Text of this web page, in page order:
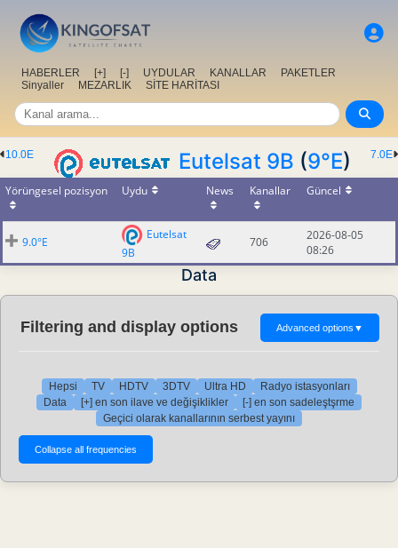
HABERLER [+] [-] UYDULAR KANALLAR
PAKETLER
Sinyaller
MEZARLIK SİTE HARİTASI
7.0E
10.0E Eutelsat 9B (9°E)
Yörüngesel pozisyon Uydu News Kanallar Güncel
9.0°E
Eutelsat
9B
706
2026-08-05
08:26
Data
Filtering and display options Advanced options ▼
Hepsi TV HDTV 3DTV Ultra HD
Radyo istasyonları
Data
[+] en son ilave ve değişiklikler
[-] en son sadeleştşrme
Geçici olarak kanallarının serbest yayını